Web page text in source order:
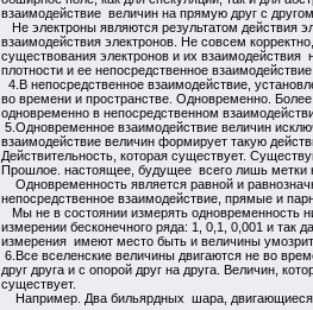
взаимодействие величин на прямую друг с
Не электроны являются результатом действия
взаимодействия электронов. Не совсем
существования электронов и их
плотности и ее непосредственное
4.В непосредственное взаимодействие,
во времени и пространстве. Одновременно.
одновременно в непосредственном
5.Одновременное взаимодействие величин
взаимодействие величин формирует такую
Действительность, которая существует.
Прошлое. настоящее, будущее всего лишь метки
Одновременность является равной и
непосредственное взаимодействие, прямые и
Мы не в состоянии измерять одновременность
измерении бесконечного ряда: 1, 0,1, 0,001 и так
измерения имеют место быть и величины
6.Все вселенские величины двигаются не во
друг друга и с опорой друг на друга. Величин,
существует.
Например. Два бильярдных шара, двигающиеся